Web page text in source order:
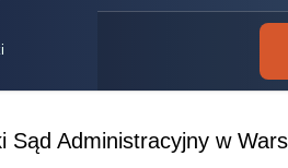
Sąd Administracyjny w